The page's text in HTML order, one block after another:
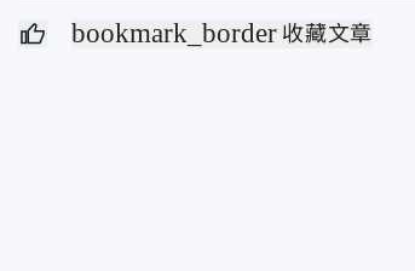
bookmark_border 收藏文章